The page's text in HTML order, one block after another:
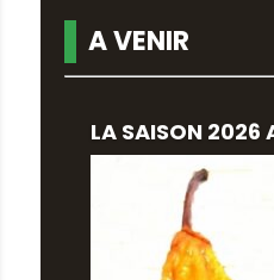
A VENIR
LA SAISON 2026